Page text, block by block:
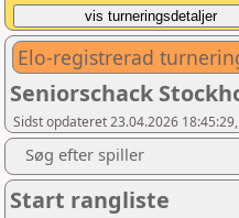
Elo-registrerad
Seniorschack
Sidst opdateret 23.04.2026
Søg efter spiller
Start rangliste